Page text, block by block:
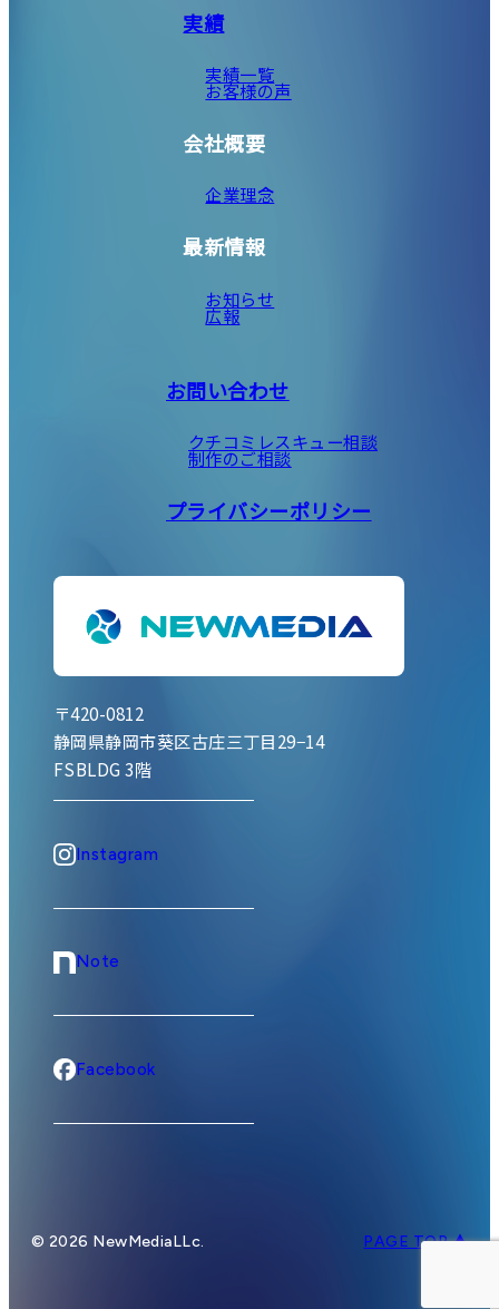
〒420-0812
静岡県静岡市葵区古庄三丁目29−14
FSBLDG 3階
Instagram
Note
Facebook
実績
実績一覧
お客様の声
会社概要
企業理念
最新情報
お知らせ
広報
お問い合わせ
クチコミレスキュー相談
制作のご相談
プライバシーポリシー
© 2026 NewMediaLLc. PAGE TOP ▲